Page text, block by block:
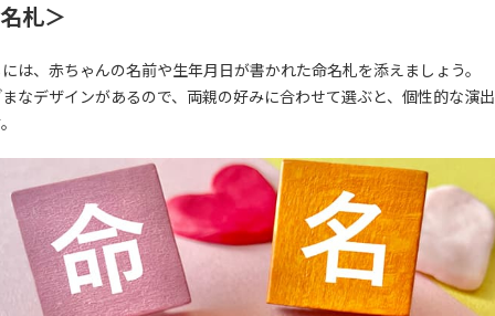
札＞
は、赤ちゃんの名前や生年月日が書かれた命名札を添えましょう。
なデザインがあるので、両親の好みに合わせて選ぶと、個性的な演